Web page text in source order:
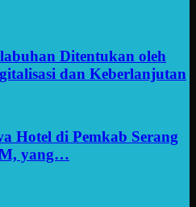
Ditentukan oleh
dan Keberlanjutan
Hotel di Pemkab Serang
yang…